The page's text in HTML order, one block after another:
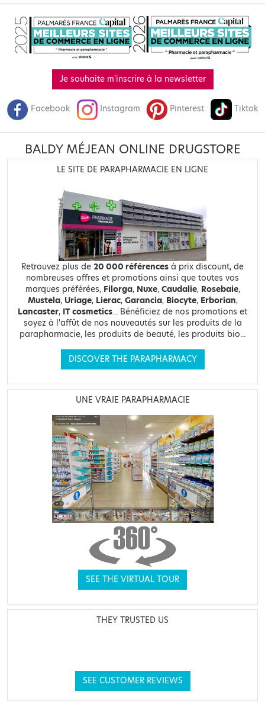
Je souhaite m'inscrire à la newsletter
Facebook Instagram Pinterest Tiktok
BALDY MÉJEAN ONLINE DRUGSTORE
LE SITE DE PARAPHARMACIE EN LIGNE
Retrouvez plus de 20 000 références à prix discount, de
nombreuses offres et promotions ainsi que toutes vos
marques préférées, Filorga, Nuxe, Caudalie, Rosebaie,
Mustela, Uriage, Lierac, Garancia, Biocyte, Erborian,
Lancaster, IT cosmetics... Bénéficiez de nos promotions et
soyez à l'affût de nos nouveautés sur les produits de la
parapharmacie, les produits de beauté, les produits bio...
DISCOVER THE PARAPHARMACY
UNE VRAIE PARAPHARMACIE
SEE THE VIRTUAL TOUR
THEY TRUSTED US
SEE CUSTOMER REVIEWS